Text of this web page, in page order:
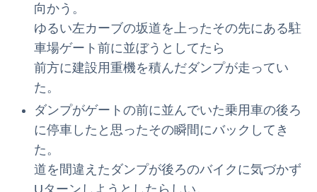
向かう。
ゆるい左カーブの坂道を上ったその先にある駐
車場ゲート前に並ぼうとしてたら
前方に建設用重機を積んだダンプが走ってい
た。
ダンプがゲートの前に並んでいた乗用車の後ろ
に停車したと思ったその瞬間にバックしてき
た。
道を間違えたダンプが後ろのバイクに気づかず
Uターンしようとしたらしい。